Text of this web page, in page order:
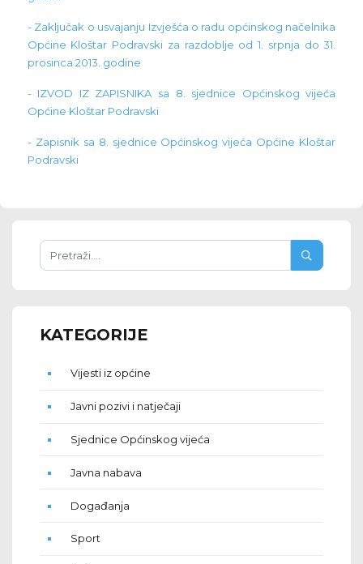
- Zaključak o usvajanju Izvješća o radu općinskog načelnika
Općine Kloštar Podravski za razdoblje od 1. srpnja do 31.
prosinca 2013. godine
- IZVOD IZ ZAPISNIKA sa 8. sjednice Općinskog vijeća
Općine Kloštar Podravski
- Zapisnik sa 8. sjednice Općinskog vijeća Općine Kloštar
Podravski
KATEGORIJE
Vijesti iz općine
Javni pozivi i natječaji
Sjednice Općinskog vijeća
Javna nabava
Događanja
Sport